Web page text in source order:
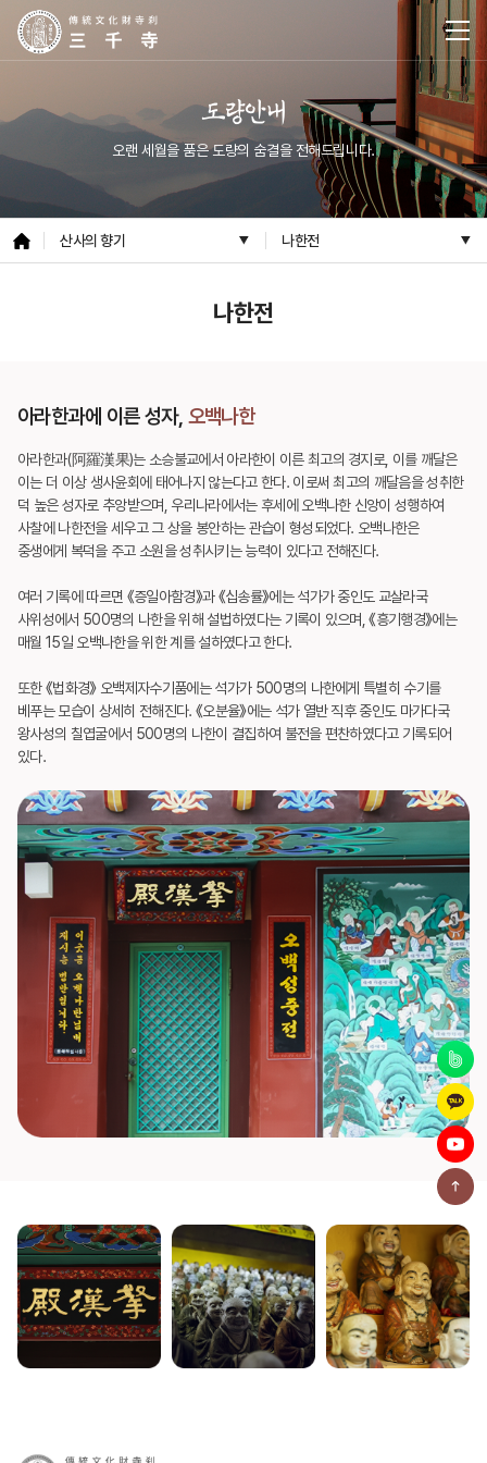
도량안내
오랜 세월을 품은 도량의 숨결을 전해드립니다.
산사의 향기 나한전
나한전
아라한과에 이른 성자, 오백나한
아라한과(阿羅漢果)는 소승불교에서 아라한이 이른 최고의 경지로, 이를 깨달은
이는 더 이상생사윤회에 태어나지 않는다고 한다. 이로써 최고의 깨달음을 성취한
덕 높은 성자로 추앙받으며, 우리나라에서는 후세에 오백나한 신앙이 성행하여
사찰에 나한전을 세우고 그 상을 봉안하는 관습이 형성되었다. 오백나한은
중생에게 복덕을 주고 소원을 성취시키는 능력이 있다고 전해진다.
여러 기록에 따르면 《증일아함경》과 《십송률》에는 석가가 중인도 교살라국
사위성에서 500명의 나한을 위해 설법하였다는 기록이 있으며, 《흥기행경》에는
매월 15일 오백나한을 위한 계를설하였다고 한다.
또한 《법화경》 오백제자수기품에는 석가가 500명의 나한에게 특별히 수기를
베푸는 모습이 상세히 전해진다. 《오분율》에는 석가 열반 직후 중인도 마가다국
왕사성의 칠엽굴에서 500명의 나한이 결집하여 불전을 편찬하였다고 기록되어
있다.